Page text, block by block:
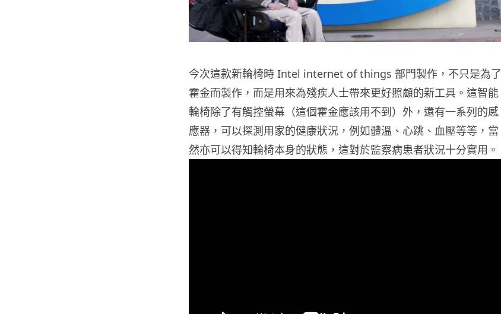
今次這款新輪椅時 Intel internet of things 部門製作，不只是為了
霍金而製作，而是用來為殘疾人士帶來更好照顧的新工具。這智能
輪椅除了有觸控螢幕（這個霍金應該用不到）外，還有一系列的感
應器，可以探測用家的健康狀況，例如體溫、心跳、血壓等等，當
然亦可以得知輪椅本身的狀態，這對於監察病患者狀況十分實用。